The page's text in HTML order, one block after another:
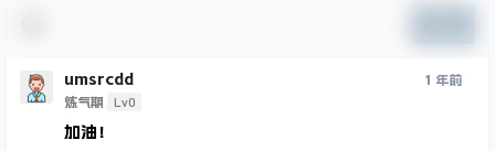
umsrcdd
炼气期 Lv0
1 年前
加油！